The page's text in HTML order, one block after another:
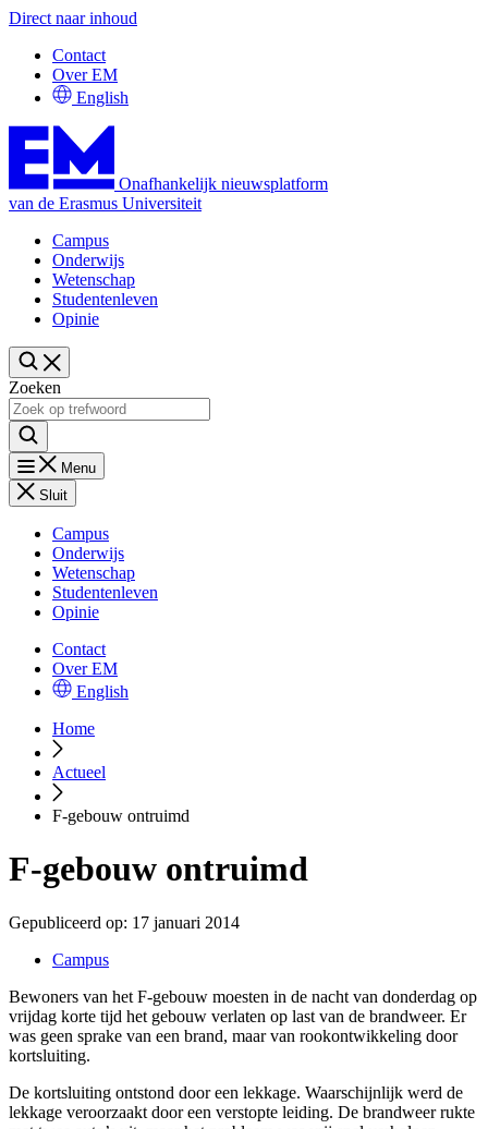
Direct naar inhoud
Contact
Over EM
English
Onafhankelijk nieuwsplatform
van de Erasmus Universiteit
Campus
Onderwijs
Wetenschap
Studentenleven
Opinie
Zoeken
Menu
Sluit
Campus
Onderwijs
Wetenschap
Studentenleven
Opinie
Contact
Over EM
English
Home
Actueel
F-gebouw ontruimd
F-gebouw ontruimd
Gepubliceerd op: 17 januari 2014
Campus
Bewoners van het F-gebouw moesten in de nacht van donderdag op
vrijdag korte tijd het gebouw verlaten op last van de brandweer. Er
was geen sprake van een brand, maar van rookontwikkeling door
kortsluiting.
De kortsluiting ontstond door een lekkage. Waarschijnlijk werd de
lekkage veroorzaakt door een verstopte leiding. De brandweer rukte